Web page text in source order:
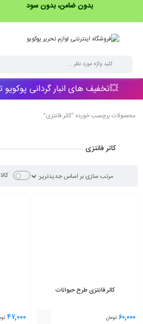
بدون ضامن، بدون سود
💥تخفیف های انبار گردانی
محصولات برچسب خورده “کاتر فانتزی”
کاتر فانتزی
کاتر فانتزی طرح حیوانات
۶۰,۰۰۰ تومان ۴۷,۰۰۰